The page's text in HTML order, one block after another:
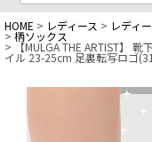
HOME レディース レディ
柄ソックス
【MULGA THE ARTIST】
イル 23-25cm 足裏転写ロゴ